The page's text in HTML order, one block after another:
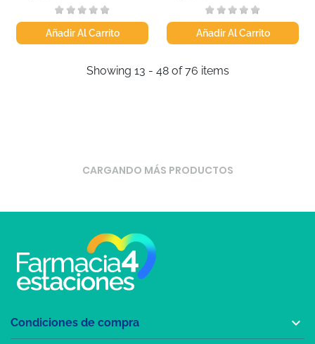
Añadir Al Carrito Añadir Al Carrito
Showing 13 - 48 of 76 items
CARGANDO MÁS PRODUCTOS
Condiciones de compra 